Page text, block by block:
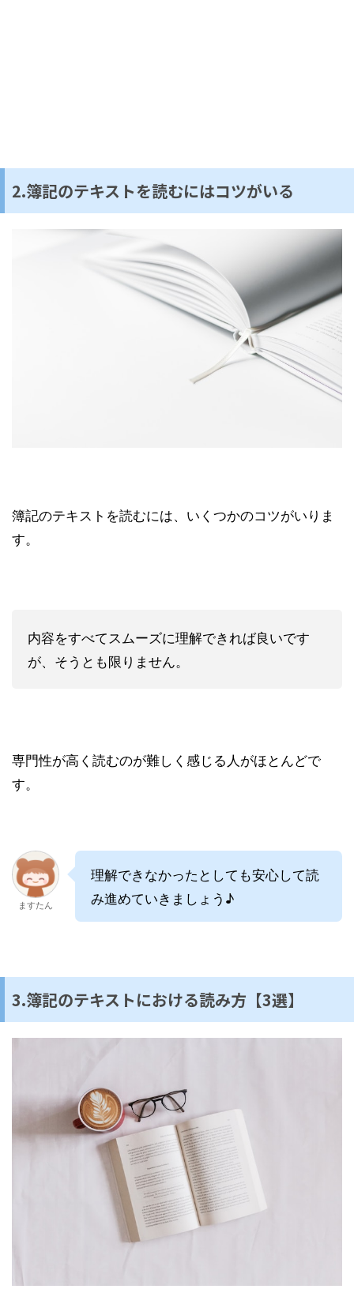
2.簿記のテキストを読むにはコツがいる
簿記のテキストを読むには、いくつかのコツがいりま
す。
内容をすべてスムーズに理解できれば良いです
が、そうとも限りません。
専門性が高く読むのが難しく感じる人がほとんどで
す。
ますたん
理解できなかったとしても安心して読
み進めていきましょう♪
3.簿記のテキストにおける読み方【3選】